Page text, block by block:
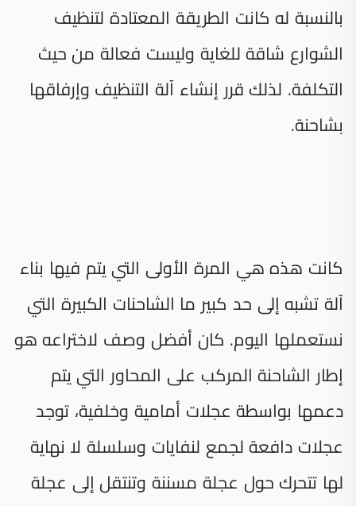
بالنسبة له كانت الطريقة المعتادة لتنظيف
الشوارع شاقة للغاية وليست فعالة من حيث
التكلفة. لذلك قرر إنشاء آلة التنظيف وإرفاقها
بشاحنة.
كانت هذه هي المرة الأولى التي يتم فيها بناء
آلة تشبه إلى حد كبير ما الشاحنات الكبيرة التي
نستعملها اليوم. كان أفضل وصف لاختراعه هو
إطار الشاحنة المركب على المحاور التي يتم
دعمها بواسطة عجلات أمامية وخلفية، توجد
عجلات دافعة لجمع لنفايات وسلسلة لا نهاية
لها تتحرك حول عجلة مسننة وتنتقل إلى عجلة